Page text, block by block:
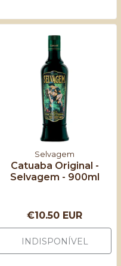
Selvagem
Catuaba Original -
Selvagem - 900ml
€10.50 EUR
INDISPONÍVEL